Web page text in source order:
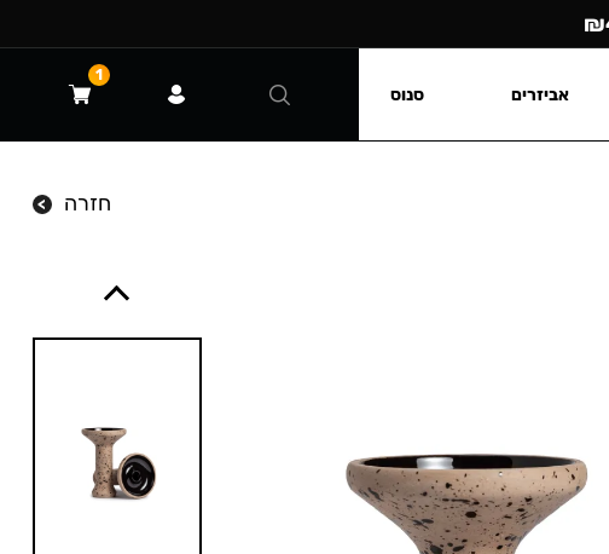
חזרה
אביזרים סנוס
1